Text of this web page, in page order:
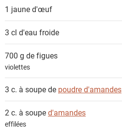
1 jaune d'œuf
3 cl d'eau froide
700 g defigues
violettes
3 c. à soupe de poudre d'amandes
2 c. à souped'amandes
effilées